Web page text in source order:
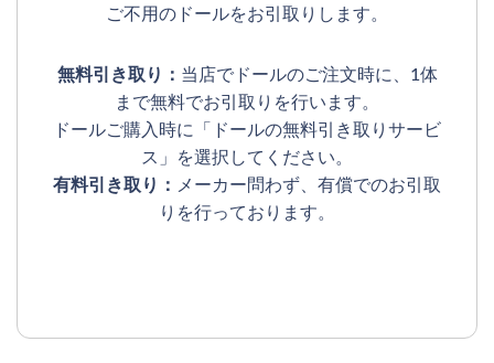
ご不用のドールをお引取りします。
無料引き取り： 当店でドールのご注文時に、1体
まで無料でお引取りを行います。
ドールご購入時に「ドールの無料引き取りサービ
ス」を選択してください。
有料引き取り： メーカー問わず、有償でのお引取
りを行っております。